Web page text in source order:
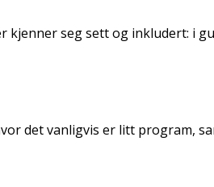
kjenner seg sett og inkludert: i
det vanligvis er litt program,